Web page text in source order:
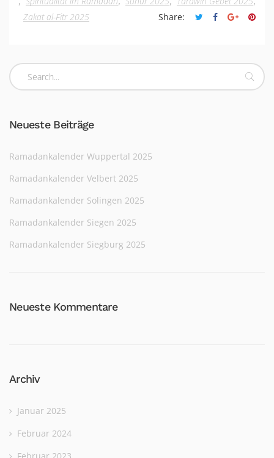
Zakat al-Fitr 2025 Share:
Neueste Beiträge
Ramadankalender Wuppertal 2025
Ramadankalender Velbert 2025
Ramadankalender Solingen 2025
Ramadankalender Siegen 2025
Ramadankalender Siegburg 2025
Neueste Kommentare
Archiv
Januar 2025
Februar 2024
Februar 2023